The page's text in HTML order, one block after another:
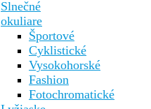
Slnečné
okuliare
Športové
Cyklistické
Vysokohorské
Fashion
Fotochromatické